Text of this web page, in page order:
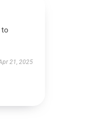
to
21, 2025